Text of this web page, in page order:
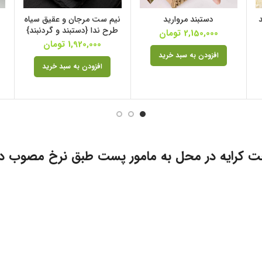
دستبند مروارید
2,150,000 تومان
افزودن به سبد خرید
نیم ست مرجان و عقیق سیاه
طرح ندا {دستبند و گردنبند}
1,920,000 تومان
افزودن به سبد خرید
کرایه در محل به مامور پست طبق نرخ مصوب